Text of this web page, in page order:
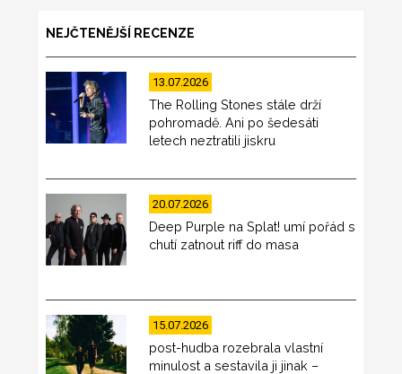
NEJČTENĚJŠÍ RECENZE
13.07.2026
The Rolling Stones stále drží
pohromadě. Ani po šedesáti
letech neztratili jiskru
20.07.2026
Deep Purple na Splat! umí pořád s
chutí zatnout riff do masa
15.07.2026
post-hudba rozebrala vlastní
minulost a sestavila ji jinak –